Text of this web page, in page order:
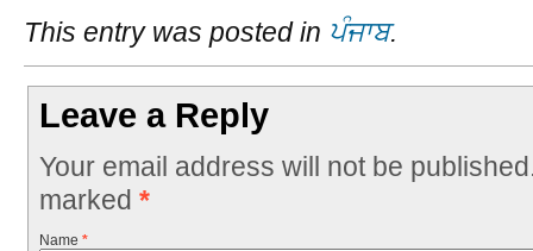
This entry was posted in ਪੰਜਾਬ.
Leave a Reply
Your email address will not be
marked *
Name *